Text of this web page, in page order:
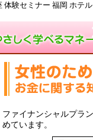
験セミナー 福岡 ホテ
ファイナンシャルプラ
めています。